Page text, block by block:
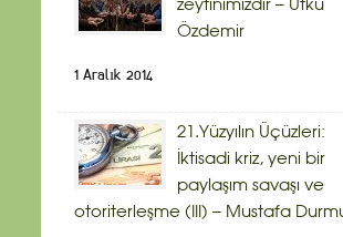
zeytinimizdir – Utku
Özdemir
1 Aralık 2014
21.Yüzyılın Üçüzleri:
İktisadi kriz, yeni bir
paylaşım savaşı ve
otoriterleşme (III) – Mustafa